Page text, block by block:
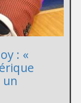
: «
un